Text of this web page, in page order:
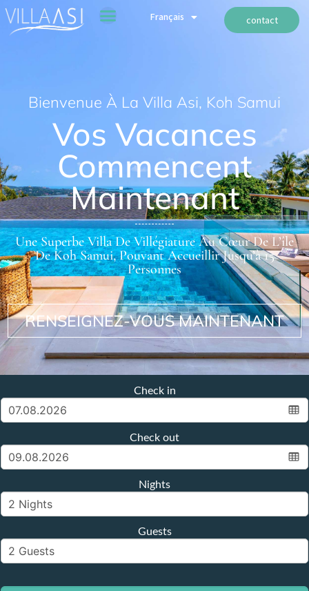
Français
Русский
contact
Bienvenue À La Villa Asi, Koh Samui
Vos Vacances
Commencent
Maintenant
Une Superbe Villa De Villégiature Au Cœur De L’île
De Koh Samui, Pouvant Accueillir Jusqu’à 15
Personnes
RENSEIGNEZ-VOUS MAINTENANT
Check in
Check out
Nights
Guests